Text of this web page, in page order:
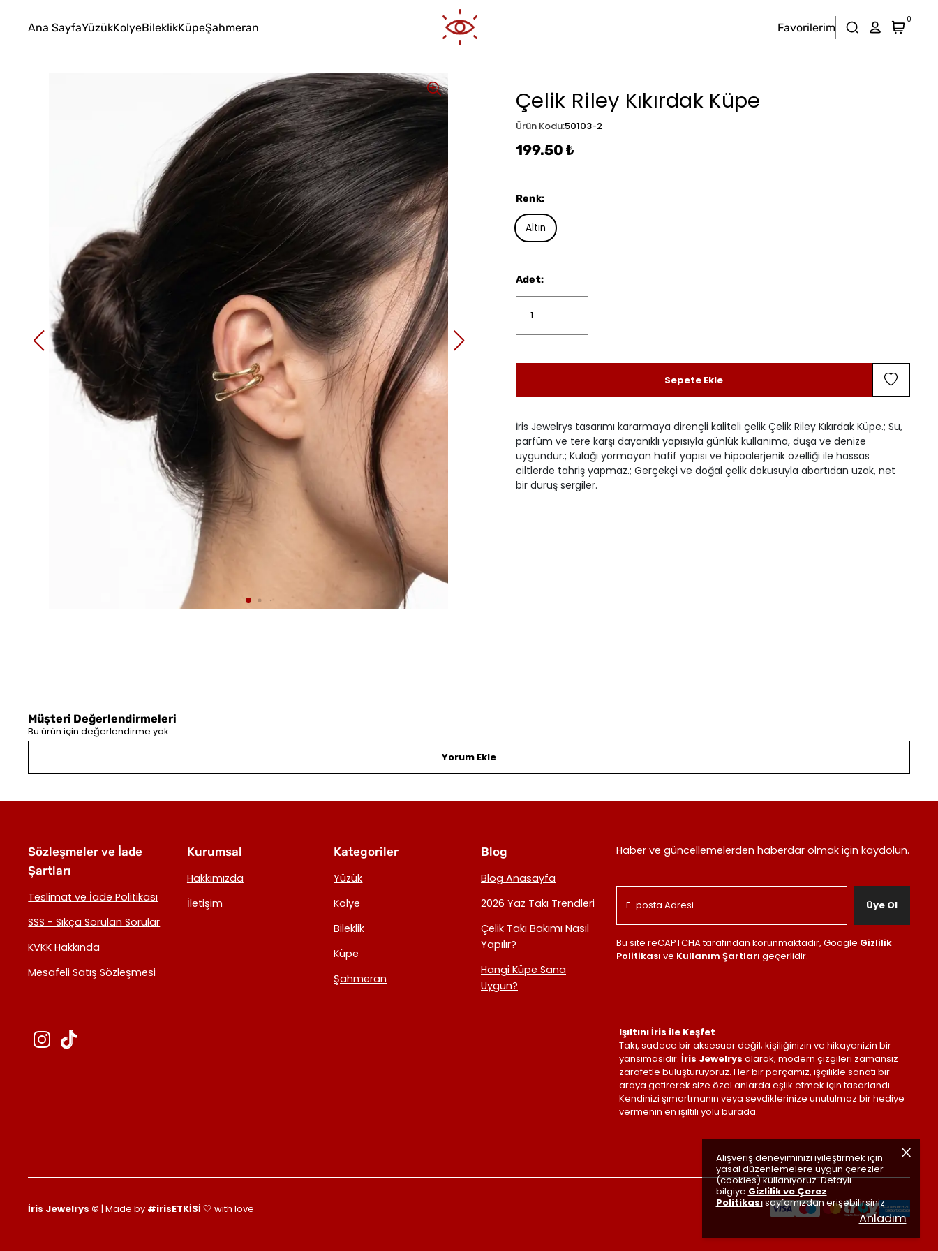
Ana SayfaYüzükKolyeBileklikKüpeŞahmeran Favorilerim
0
Alışveriş deneyiminizi iyileştirmek için
yasal düzenlemelere uygun çerezler
(cookies) kullanıyoruz. Detaylı
bilgiye Gizlilik ve Çerez
Politikasısayfamızdan erişebilirsiniz.
Anladım
Çelik Riley Kıkırdak Küpe
Ürün Kodu:50103-2
199.50 ₺
İris Jewelrys tasarımı kararmaya dirençli kaliteli çelik Çelik Riley Kıkırdak Küpe.; Su,
parfüm ve tere karşı dayanıklı yapısıyla günlük kullanıma, duşa ve denize
uygundur.; Kulağı yormayan hafif yapısı ve hipoalerjenik özelliği ile hassas
ciltlerde tahriş yapmaz.; Gerçekçi ve doğal çelik dokusuyla abartıdan uzak, net
bir duruş sergiler.
Renk:
Altın
Adet:
Sepete Ekle
Müşteri Değerlendirmeleri
Bu ürün için değerlendirme yok
Yorum Ekle
Sözleşmeler ve İade
Şartları
Teslimat ve İade Politikası
SSS - Sıkça Sorulan Sorular
KVKK Hakkında
Mesafeli Satış Sözleşmesi
Kurumsal
Hakkımızda
İletişim
Kategoriler
Yüzük
Kolye
Bileklik
Küpe
Şahmeran
Blog
Blog Anasayfa
2026 Yaz Takı Trendleri
Çelik Takı Bakımı Nasıl
Yapılır?
Hangi Küpe Sana
Uygun?
Haber ve güncellemelerden haberdar olmak için kaydolun.
Üye Ol
Bu site reCAPTCHA tarafından korunmaktadır, Google Gizlilik
Politikası ve Kullanım Şartları geçerlidir.
Işıltını İris ile Keşfet
Takı, sadece bir aksesuar değil; kişiliğinizin ve hikayenizin bir
yansımasıdır. İris Jewelrys olarak, modern çizgileri zamansız
zarafetle buluşturuyoruz. Her bir parçamız, işçilikle sanatı bir
araya getirerek size özel anlarda eşlik etmek için tasarlandı.
Kendinizi şımartmanın veya sevdiklerinize unutulmaz bir hediye
vermenin en ışıltılı yolu burada.
İris Jewelrys © | Made by #irisETKİSİ 🤍 with love